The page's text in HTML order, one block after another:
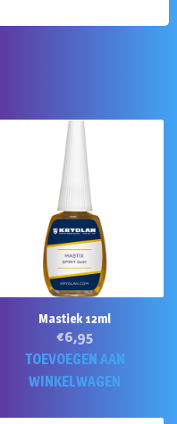
Mastiek 12ml
€6,95
TOEVOEGEN AAN
WINKELWAGEN